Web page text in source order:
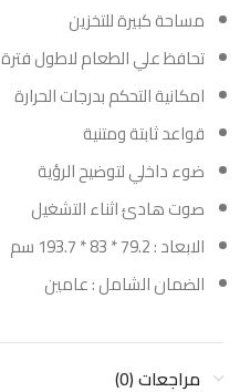
مساحة كبيرة للتخزين
تحافظ علي الطعام لاطول فترة
امكانية التحكم بدرجات الحرارة
قواعد ثابتة ومتنية
ضوء داخلي لتوضيح الرؤية
صوت هادئ اثناء التشغيل
الابعاد : 79.2 * 83 * 193.7 سم
الضمان الشامل : عامين
مراجعات (0)